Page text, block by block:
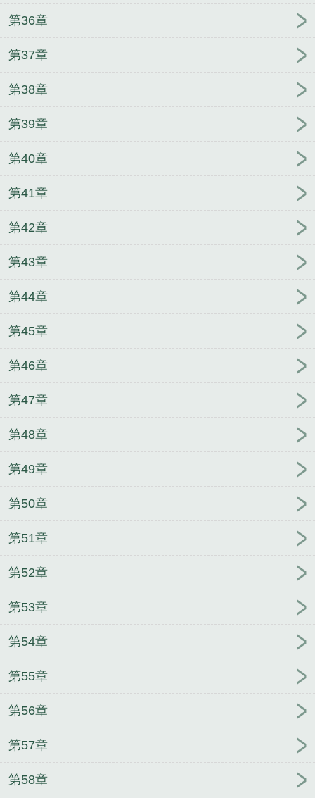
第36章
第37章
第38章
第39章
第40章
第41章
第42章
第43章
第44章
第45章
第46章
第47章
第48章
第49章
第50章
第51章
第52章
第53章
第54章
第55章
第56章
第57章
第58章